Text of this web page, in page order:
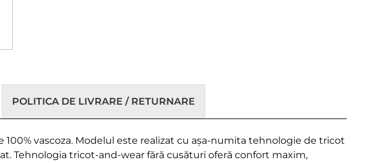
POLITICA DE LIVRARE / RETURNARE
vascoza. Modelul este realizat cu așa-numita tehnologie de tricot
Tehnologia tricot-and-wear fără cusături oferă confort maxim,